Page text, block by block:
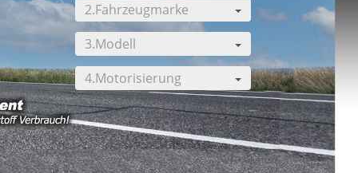
2.Fahrzeugmarke
3.Modell
4.Motorisierung